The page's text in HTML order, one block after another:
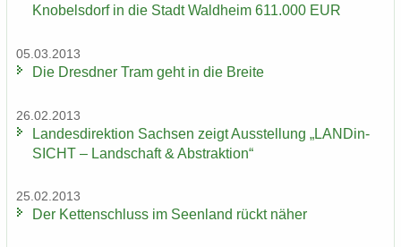
Knobelsdorf in die Stadt Wald­heim 611.000 EUR
05.03.2013
Die Dresd­ner Tram geht in die Brei­te
26.02.2013
Lan­des­di­rek­ti­on Sach­sen zeigt Aus­stel­lung „LAN­Din­
SICHT – Land­schaft & Abs­trak­ti­on“
25.02.2013
Der Ket­ten­schluss im Se­en­land rückt näher